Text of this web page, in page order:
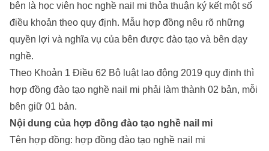
bên là học viên học nghề nail mi thỏa thuận ký kết một số
điều khoản theo quy định. Mẫu hợp đồng nêu rõ những
quyền lợi và nghĩa vụ của bên được đào tạo và bên dạy
nghề.
Theo Khoản 1 Điều 62 Bộ luật lao động 2019 quy định thì
hợp đồng đào tạo nghề nail mi phải làm thành 02 bản, mỗi
bên giữ 01 bản.
Nội dung của hợp đồng đào tạo nghề nail mi
Tên hợp đồng: hợp đồng đào tạo nghề nail mi